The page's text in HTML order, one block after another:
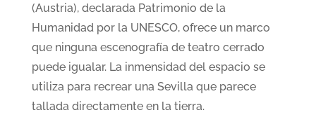
(Austria), declarada Patrimonio de la
Humanidad por la UNESCO, ofrece un marco
que ninguna escenografía de teatro cerrado
puede igualar. La inmensidad del espacio se
utiliza para recrear una Sevilla que parece
tallada directamente en la tierra.